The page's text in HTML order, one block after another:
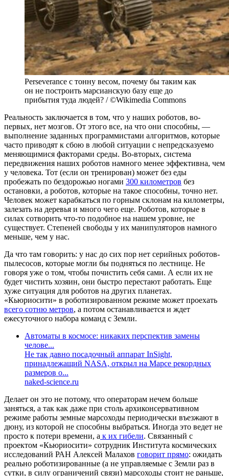
Perseverance c тонну весом, почему бы таким как
он не построить марсианскую базу еще до
прибытия туда людей? / ©Wikimedia Commons
Реальность заключается в том, что у наших роботов, во-
первых, нет мозгов. От этого все, на что они способны, —
выполнение заданных программистами алгоритмов, которые
часто приводят к сбою в любой ситуации с непредсказуемо
меняющимися факторами среды. Во-вторых, система
передвижения наших роботов намного менее эффективна, чем
у человека. Тот (если он тренирован) может без еды
пробежать по бездорожью ногами 300 километров без
остановки, а роботов, которые на такое способны, точно нет.
Человек может карабкаться по горным склонам на километры,
залезать на деревья и много чего еще. Роботов, которые в
силах сотворить что-то подобное на нашем уровне, не
существует. Степеней свободы у их манипуляторов намного
меньше, чем у нас.
Да что там говорить: у нас до сих пор нет серийных роботов-
пылесосов, которые могли бы подняться по лестнице. Не
говоря уже о том, чтобы почистить себя сами. А если их не
будет чистить хозяин, они быстро перестают работать. Еще
хуже ситуация для роботов на других планетах.
«Кьюриосити» в роботизированном режиме может проехать
всего сотню метров, а потом останавливается и ждет
ежесуточного набора команд с Земли.
Автоматы в космосе: никаких перспектив замены
челове...
Не так давно посадочный аппарат InSight,
принадлежащий NASA, открыл на Марсе рекордных
размеров о...
naked-science.ru
Делает он это не потому, что операторам нечем больше
заняться, а так как даже при столь архиконсервативном
режиме работы земные марсоходы периодически въезжают в
дюну, из которой не способны выбраться. Иногда это ведет не
просто к потери времени, а к их гибели. Связанный с
проектом «Кьюриосити» сотрудник Института космических
исследований РАН Алексей Малахов говорит прямо: ожидать
реально роботизированные (а не управляемые с Земли раз в
сутки, в силу ограничений связи) марсоходы стоит не раньше,